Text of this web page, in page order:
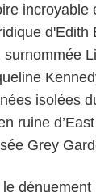
incroyable
d'Edith
isolées
ruine
Grey